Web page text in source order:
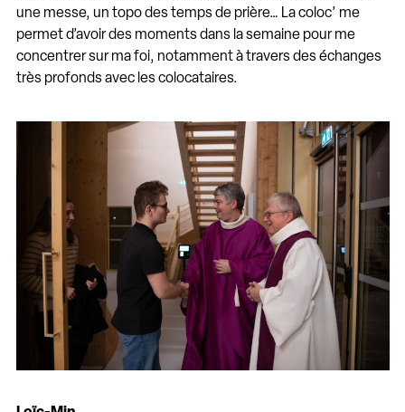
une messe, un topo des temps de prière… La coloc’ me
permet d’avoir des moments dans la semaine pour me
concentrer sur ma foi, notamment à travers des échanges
très profonds avec les colocataires.